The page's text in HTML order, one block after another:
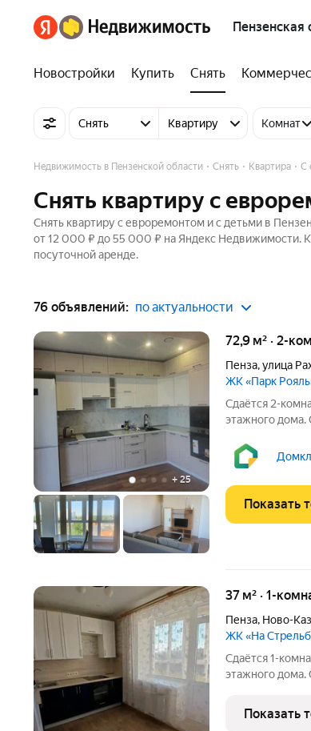
Пензенская
Новостройки Купить Снять
Снять Квартиру Комнат
Недвижимость в Пензенской области Снять Квартира С
Снять квартиру с
Снять квартиру с евроремонтом и с детьми в
от 12 000 ₽ до 55 000 ₽ на Яндекс Недвижимости.
посуточной аренде.
76 объявлений: по актуальности
+ 25
72,9 м² · 2-
Пенза,улица
ЖК «Парк
Сдаётся 2-
этажного дома.
оплачиваются
детьми, можно
Показать
37 м² · 1-
Пенза, Ново-
ЖК «На
Сдаётся 1-
этажного дома.
оплачиваются
детьми, можно
Показать